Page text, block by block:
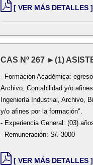
[ VER MÁS DETALLES ]
CAS Nº 267 ►(1)
- Formación Académica:
Archivo, Contabilidad y/o
Ingeniería Industrial, Archivo,
y/o afines por la formación".
- Experiencia General: (03)
- Remuneración: S/. 3000
[ VER MÁS DETALLES ]